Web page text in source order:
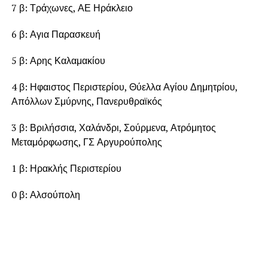
7 β: Τράχωνες, ΑΕ Ηράκλειο
6 β: Αγια Παρασκευή
5 β: Αρης Καλαμακίου
4 β: Ηφαιστος Περιστερίου, Θύελλα Αγίου Δημητρίου,
Απόλλων Σμύρνης, Πανερυθραϊκός
3 β: Βριλήσσια, Χαλάνδρι, Σούρμενα, Ατρόμητος
Μεταμόρφωσης, ΓΣ Αργυρούπολης
1 β: Ηρακλής Περιστερίου
0 β: Αλσούπολη